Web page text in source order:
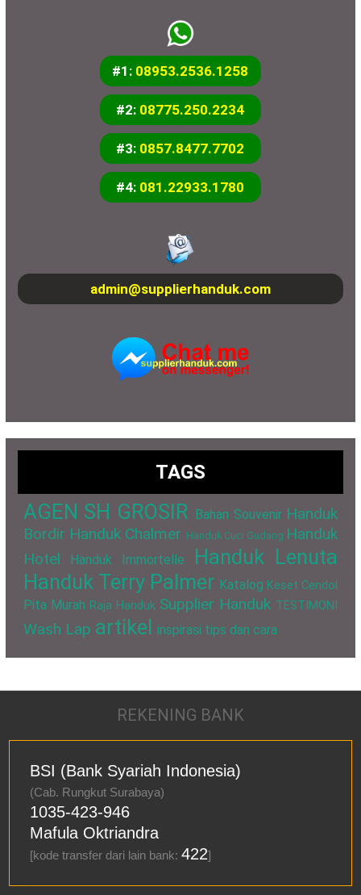
#1: 08953.2536.1258
#2: 08775.250.2234
#3: 0857.8477.7702
#4: 081.22933.1780
admin@supplierhanduk.com
TAGS
AGEN SH GROSIR Bahan Souvenir Handuk
Bordir Handuk Chalmer Handuk Cuci Gudang Handuk
Hotel
Handuk Immortelle
Handuk Lenuta
Handuk Terry Palmer Katalog Keset Cendol
Pita Murah Raja Handuk Supplier Handuk TESTIMONI
Wash Lap artikel inspirasi tips dan cara
REKENING BANK
BSI (Bank Syariah Indonesia)
(Cab. Rungkut Surabaya)
1035-423-946
Mafula Oktriandra
[kode transfer dari lain bank:422]